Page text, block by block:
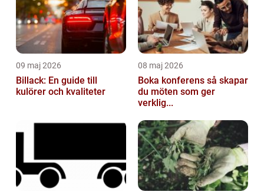
09 maj 2026
Billack: En guide till
kulörer och kvaliteter
08 maj 2026
Boka konferens så skapar
du möten som ger
verklig...